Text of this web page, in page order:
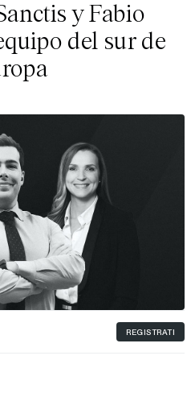
y Fabio
del sur de
REGISTRATI